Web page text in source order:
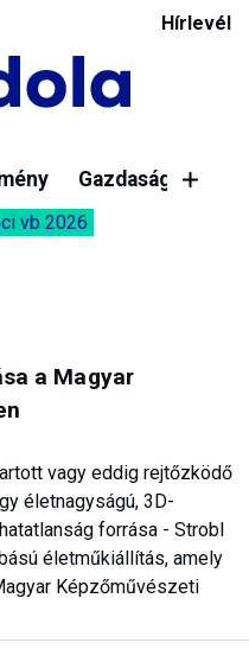
Hírlevél
Gazdaság
vb 2026
a Magyar
vagy eddig rejtőzködő
életnagyságú, 3D-
forrása - Strobl
életműkiállítás, amely
Képzőművészeti